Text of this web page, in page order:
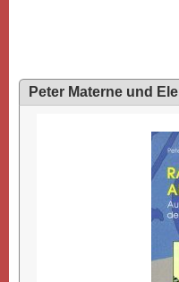
Peter Materne und